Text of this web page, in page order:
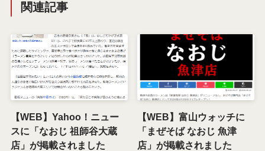
関連記事
【WEB】Yahoo！ニュー
スに「なおじ 祖師谷大蔵
店」が掲載されました
【WEB】富山ウォッチに
「まぜそば なおじ 魚津
店」が掲載されました